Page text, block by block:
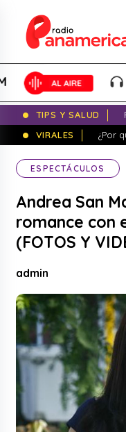
TIPS Y SALUD
VIRALES
¿Por
ESPECTÁCULOS
Andrea San
romance con
(FOTOS Y
admin